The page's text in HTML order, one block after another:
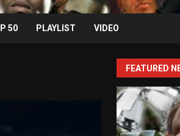
50 PLAYLIST VIDEO
FEATURED